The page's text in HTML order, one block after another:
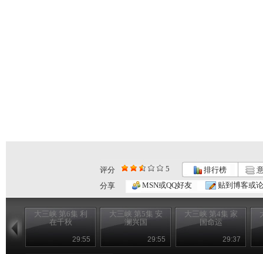
评分 5 排行榜
分享
MSN或QQ好友 贴到博客或
大三峡 第6集 利
在千秋
29:55
大三峡 第5集 安
澜兴国
29:55
大三峡 第4集 家
国命运
29:37